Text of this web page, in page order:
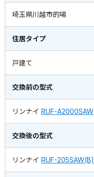
埼玉県川越市的場
住居タイプ
戸建て
交換前の型式
リンナイ RUF-A2000SAW
交換後の型式
リンナイ RUF-205SAW(B)